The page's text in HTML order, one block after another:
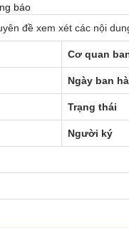
báo
đề xem xét các nội
Cơ quan
Ngày ban
Trạng thái
Người ký